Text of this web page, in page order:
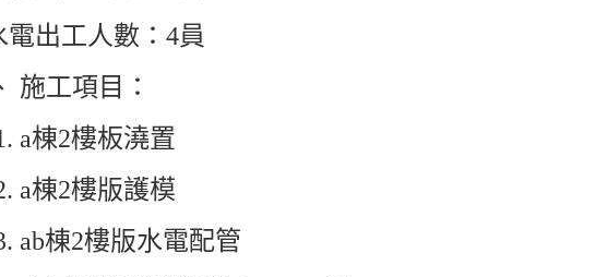
電出工人數：4員
施工項目：
a棟2樓板澆置
a棟2樓版護模
ab棟2樓版水電配管